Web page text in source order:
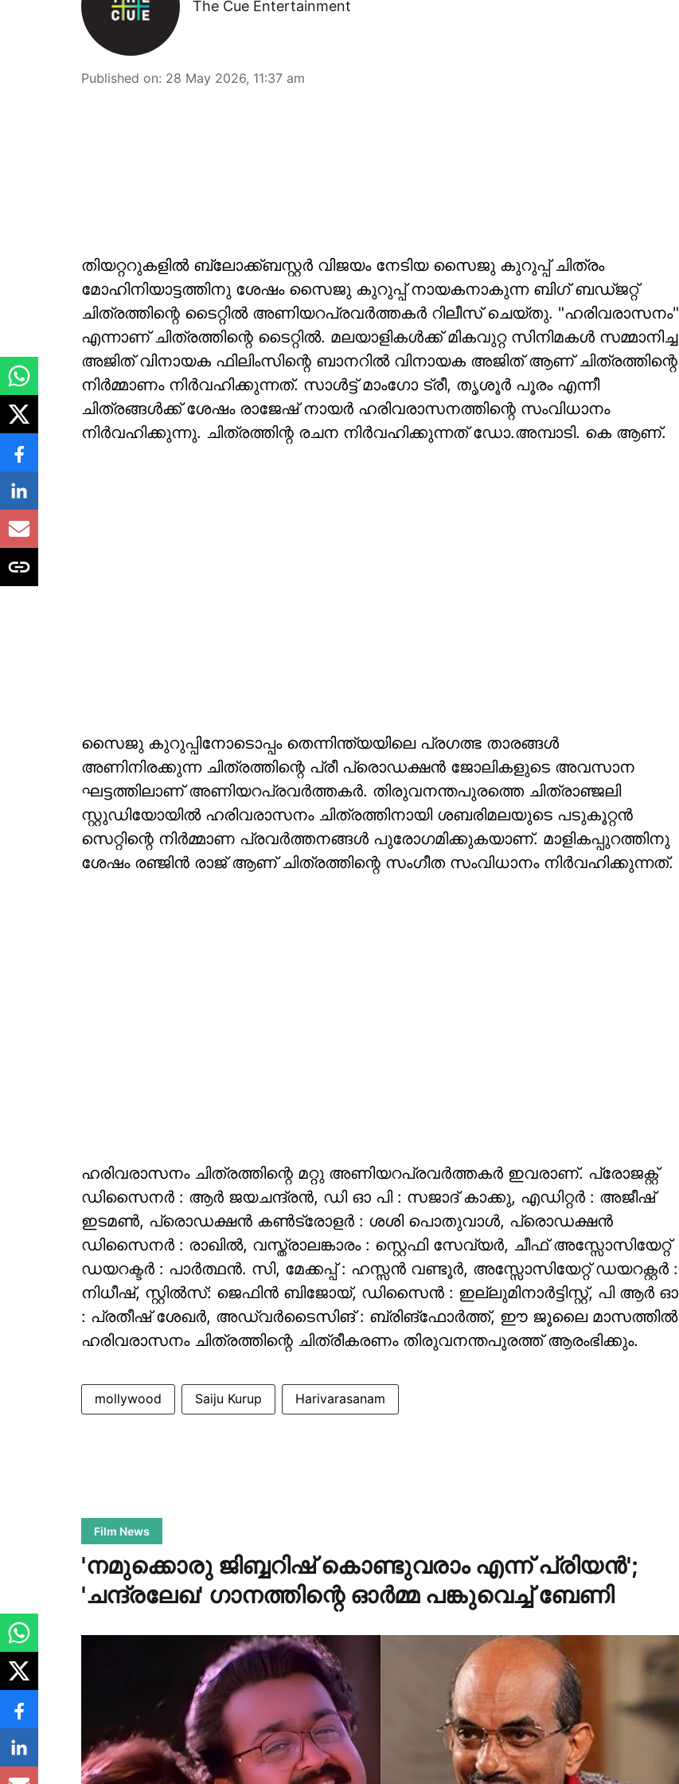
The Cue Entertainment
Published on: 28 May 2026, 11:37 am
തിയറ്ററുകളിൽ ബ്ലോക്ക്ബസ്റ്റർ വിജയം നേടിയ സൈജു കുറുപ്പ് ചിത്രം
മോഹിനിയാട്ടത്തിനു ശേഷം സൈജു കുറുപ്പ് നായകനാകുന്ന ബിഗ് ബഡ്ജറ്റ്
ചിത്രത്തിന്റെ ടൈറ്റിൽ അണിയറപ്രവർത്തകർ റിലീസ് ചെയ്തു. "ഹരിവരാസനം"
എന്നാണ് ചിത്രത്തിന്റെ ടൈറ്റിൽ. മലയാളികൾക്ക് മികവുറ്റ സിനിമകൾ സമ്മാനിച്ച
അജിത് വിനായക ഫിലിംസിന്റെ ബാനറിൽ വിനായക അജിത് ആണ് ചിത്രത്തിന്റെ
നിർമ്മാണം നിർവഹിക്കുന്നത്. സാൾട്ട് മാംഗോ ട്രീ, തൃശൂർ പൂരം എന്നീ
ചിത്രങ്ങൾക്ക് ശേഷം രാജേഷ് നായർ ഹരിവരാസനത്തിന്റെ സംവിധാനം
നിർവഹിക്കുന്നു. ചിത്രത്തിന്റ രചന നിർവഹിക്കുന്നത് ഡോ.അമ്പാടി. കെ ആണ്.
സൈജു കുറുപ്പിനോടൊപ്പം തെന്നിന്ത്യയിലെ പ്രഗത്ഭ താരങ്ങൾ
അണിനിരക്കുന്ന ചിത്രത്തിന്റെ പ്രീ പ്രൊഡക്ഷൻ ജോലികളുടെ അവസാന
ഘട്ടത്തിലാണ് അണിയറപ്രവർത്തകർ. തിരുവനന്തപുരത്തെ ചിത്രാഞ്ജലി
സ്റ്റുഡിയോയിൽ ഹരിവരാസനം ചിത്രത്തിനായി ശബരിമലയുടെ പടുകൂറ്റൻ
സെറ്റിന്റെ നിർമ്മാണ പ്രവർത്തനങ്ങൾ പുരോഗമിക്കുകയാണ്. മാളികപ്പുറത്തിനു
ശേഷം രഞ്ജിൻ രാജ് ആണ് ചിത്രത്തിന്റെ സംഗീത സംവിധാനം നിർവഹിക്കുന്നത്.
ഹരിവരാസനം ചിത്രത്തിന്റെ മറ്റു അണിയറപ്രവർത്തകർ ഇവരാണ്. പ്രോജക്റ്റ്
ഡിസൈനർ : ആർ ജയചന്ദ്രൻ, ഡി ഓ പി : സജാദ് കാക്കു, എഡിറ്റർ : അജീഷ്
ഇടമൺ, പ്രൊഡക്ഷൻ കൺട്രോളർ : ശശി പൊതുവാൾ, പ്രൊഡക്ഷൻ
ഡിസൈനർ : രാഖിൽ, വസ്ത്രാലങ്കാരം : സ്റ്റെഫി സേവ്യർ, ചീഫ് അസ്സോസിയേറ്റ്
ഡയറക്ടർ : പാർത്ഥൻ. സി, മേക്കപ്പ് : ഹസ്സൻ വണ്ടൂർ, അസ്സോസിയേറ്റ് ഡയറക്റ്റർ :
നിധീഷ്, സ്റ്റിൽസ്: ജെഫിൻ ബിജോയ്, ഡിസൈൻ : ഇല്ലുമിനാർട്ടിസ്റ്റ്, പി ആർ ഓ
: പ്രതീഷ് ശേഖർ, അഡ്വർടൈസിങ്‌ : ബ്രിങ്ഫോർത്ത്, ഈ ജൂലൈ മാസത്തിൽ
ഹരിവരാസനം ചിത്രത്തിന്റെ ചിത്രീകരണം തിരുവനന്തപുരത്ത് ആരംഭിക്കും.
mollywood Saiju Kurup Harivarasanam
Film News
'നമുക്കൊരു ജിബ്ബറിഷ് കൊണ്ടുവരാം എന്ന് പ്രിയൻ';
'ചന്ദ്രലേഖ' ഗാനത്തിന്റെ ഓർമ്മ പങ്കുവെച്ച് ബേണി